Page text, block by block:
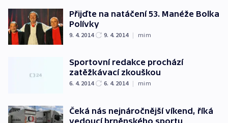
Přijďte na natáčení 53. Manéže Bolka
Polívky
9. 4. 2014 9. 4. 2014 | mim
Sportovní redakce prochází
zatěžkávací zkouškou
6. 4. 2014 6. 4. 2014 | mim
Čeká nás nejnáročnější víkend, říká
vedoucí brněnského sportu